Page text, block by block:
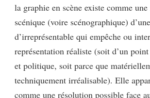
la graphie en scène existe comme
scénique (voire scénographique)
d’irreprésentable qui empêche ou
représentation réaliste (soit d’un
et politique, soit parce que
techniquement irréalisable). Elle
comme une résolution possible face